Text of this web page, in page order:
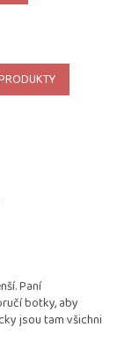
Paní
botky, aby
jsou tam všichni